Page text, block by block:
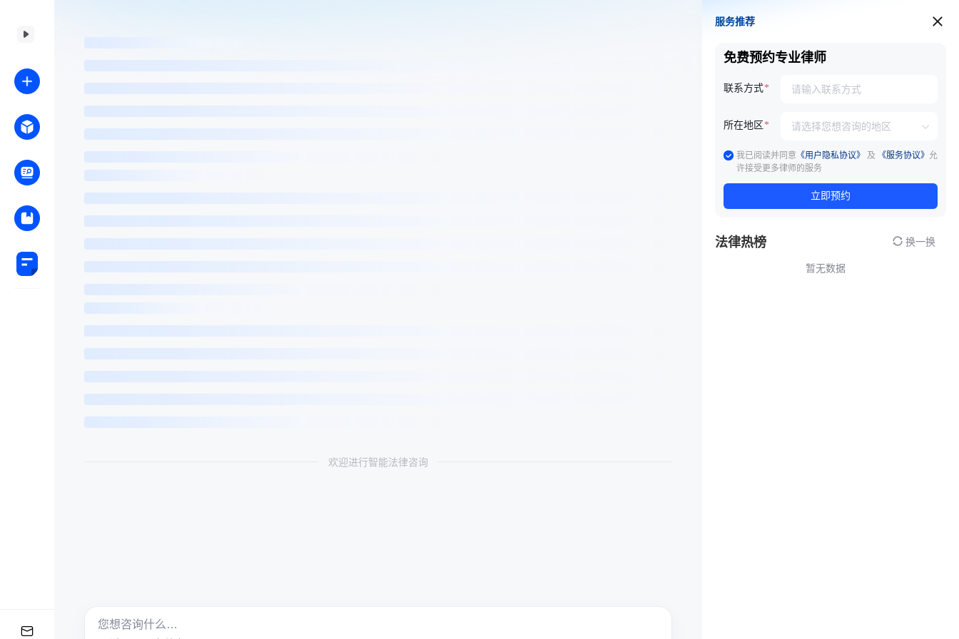
欢迎进行智能法律咨询
服务推荐
服务推荐
免费预约专业律师
联系方式
所在地区
我已阅读并同意 《用户隐私协议》 及 《服务协议》 允
许接受更多律师的服务
立即预约
法律热榜 换一换
暂无数据